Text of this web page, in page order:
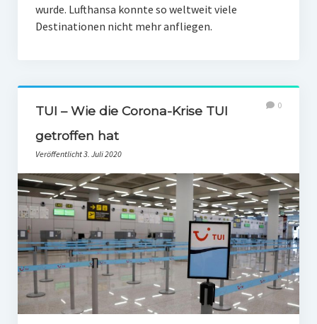
wurde. Lufthansa konnte so weltweit viele
Destinationen nicht mehr anfliegen.
TUI – Wie die Corona-Krise TUI
getroffen hat
Veröffentlicht 3. Juli 2020
0